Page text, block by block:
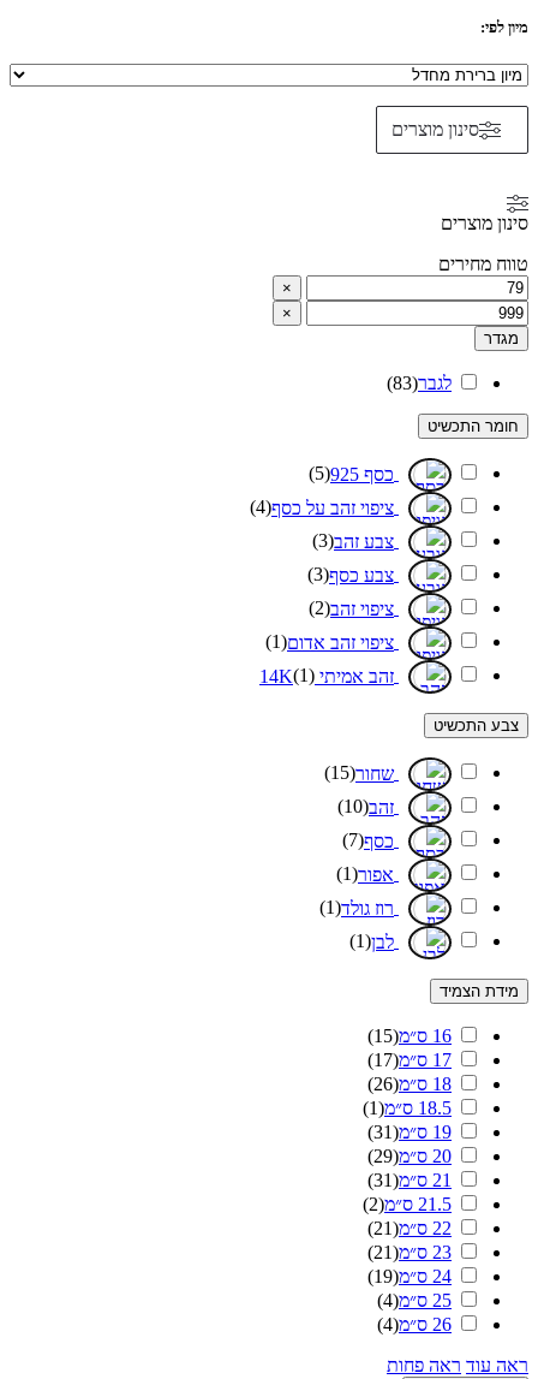
מיון לפי:
סינון מוצרים
סינון מוצרים
טווח מחירים
×
×
מגדר
לגבר(
83
)
חומר התכשיט
כסף 925 (
5
)
ציפוי זהב על כסף(
4
)
צבע זהב(
3
)
צבע כסף(
3
)
ציפוי זהב(
2
)
ציפוי זהב אדום(
1
)
זהב אמיתי 14K
(1)
צבע התכשיט
שחור(
15
)
זהב(
10
)
כסף(
7
)
אפור(
1
)
רוז גולד(
1
)
לבן(
1
)
מידת הצמיד
16 ס״מ (
15
)
17 ס״מ
(
17
)
18 ס״מ
(
26
)
18.5 ס״מ
(
1
)
19 ס״מ
(
31
)
20 ס״מ
(
29
)
21 ס״מ
(
31
)
21.5 ס״מ
(
2
)
22 ס״מ
(
21
)
23 ס״מ
(
21
)
24 ס״מ
(
19
)
25 ס״מ
(
4
)
26 ס״מ
(
4
)
ראה עוד ראה פחות